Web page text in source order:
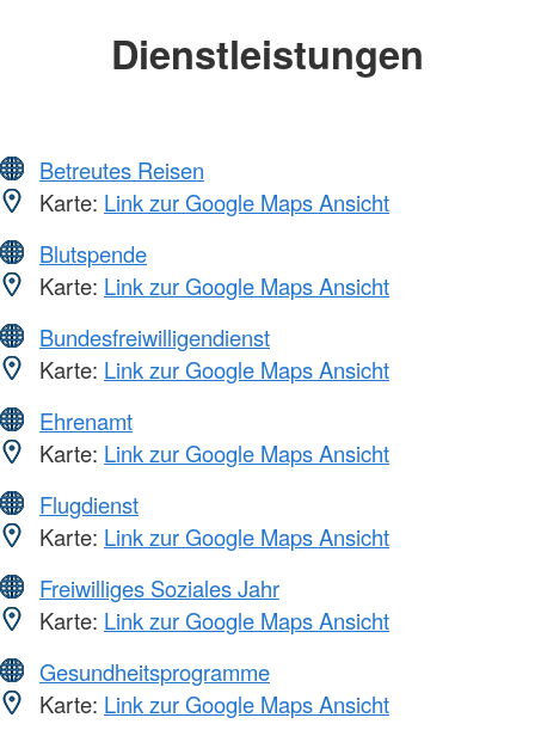
Dienstleistungen
Betreutes Reisen
Karte: Link zur Google Maps Ansicht
Blutspende
Karte: Link zur Google Maps Ansicht
Bundesfreiwilligendienst
Karte: Link zur Google Maps Ansicht
Ehrenamt
Karte: Link zur Google Maps Ansicht
Flugdienst
Karte: Link zur Google Maps Ansicht
Freiwilliges Soziales Jahr
Karte: Link zur Google Maps Ansicht
Gesundheitsprogramme
Karte: Link zur Google Maps Ansicht